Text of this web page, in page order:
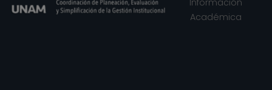
South African Journal of Plant and Soil,
Información
Académica